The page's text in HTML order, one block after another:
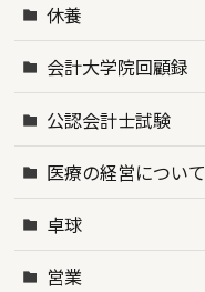
休養
会計大学院回顧録
公認会計士試験
医療の経営について
卓球
営業